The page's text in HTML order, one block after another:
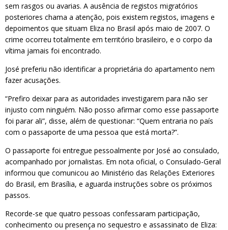
sem rasgos ou avarias. A ausência de registos migratórios
posteriores chama a atenção, pois existem registos, imagens e
depoimentos que situam Eliza no Brasil após maio de 2007. O
crime ocorreu totalmente em território brasileiro, e o corpo da
vítima jamais foi encontrado.
José preferiu não identificar a proprietária do apartamento nem
fazer acusações.
“Prefiro deixar para as autoridades investigarem para não ser
injusto com ninguém. Não posso afirmar como esse passaporte
foi parar ali”, disse, além de questionar: “Quem entraria no país
com o passaporte de uma pessoa que está morta?”.
O passaporte foi entregue pessoalmente por José ao consulado,
acompanhado por jornalistas. Em nota oficial, o Consulado-Geral
informou que comunicou ao Ministério das Relações Exteriores
do Brasil, em Brasília, e aguarda instruções sobre os próximos
passos.
Recorde-se que quatro pessoas confessaram participação,
conhecimento ou presença no sequestro e assassinato de Eliza: